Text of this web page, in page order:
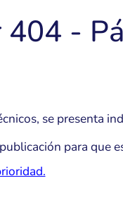
404 -
se presenta
para que